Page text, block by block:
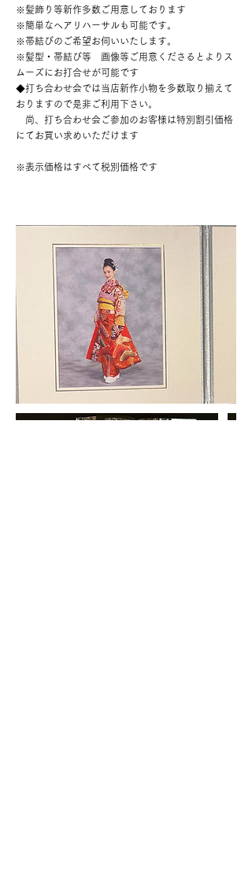
※髪飾り等新作多数ご用意しております
※簡単なヘアリハーサルも可能です。
※帯結びのご希望お伺いいたします。
※髪型・帯結び等 画像等ご用意くださるとよりス
ムーズにお打合せが可能です
◆打ち合わせ会では当店新作小物を多数取り揃えて
おりますので是非ご利用下さい。
尚、打ち合わせ会ご参加のお客様は特別割引価格
にてお買い求めいただけます
※表示価格はすべて税別価格です